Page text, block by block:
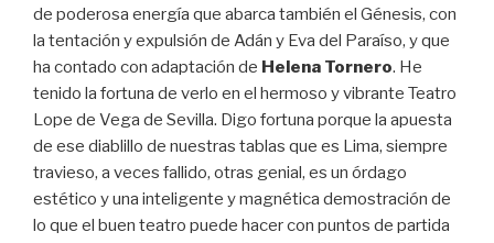
de poderosa energía que abarca también el Génesis, con
la tentación y expulsión de Adán y Eva del Paraíso, y que
ha contado con adaptación de Helena Tornero. He
tenido la fortuna de verlo en el hermoso y vibrante Teatro
Lope de Vega de Sevilla. Digo fortuna porque la apuesta
de ese diablillo de nuestras tablas que es Lima, siempre
travieso, a veces fallido, otras genial, es un órdago
estético y una inteligente y magnética demostración de
lo que el buen teatro puede hacer con puntos de partida